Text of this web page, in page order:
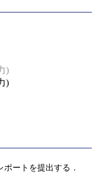
)
)
ートを提出する．